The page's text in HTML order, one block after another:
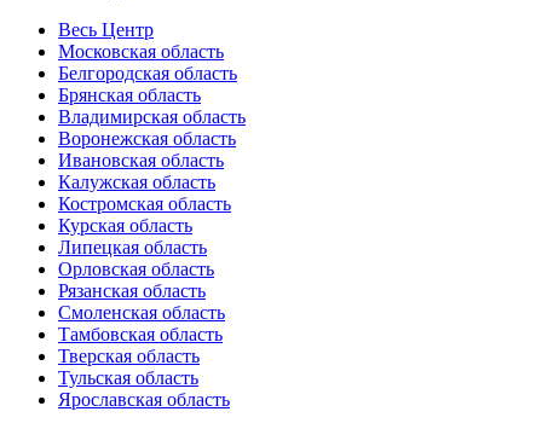
Весь Центр
Московская область
Белгородская область
Брянская область
Владимирская область
Воронежская область
Ивановская область
Калужская область
Костромская область
Курская область
Липецкая область
Орловская область
Рязанская область
Смоленская область
Тамбовская область
Тверская область
Тульская область
Ярославская область